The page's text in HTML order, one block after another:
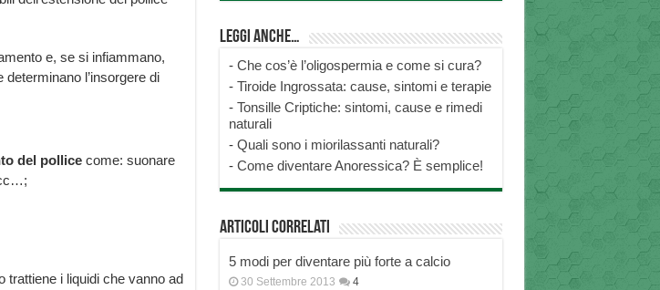
e, se si infiammano,
determinano l’insorgere di
del pollicecome: suonare
trattiene i liquidi che vanno ad
Leggi anche…
- Che cos’è l’oligospermia e come si cura?
- Tiroide Ingrossata: cause, sintomi e terapie
- Tonsille Criptiche: sintomi, cause e rimedi
naturali
- Quali sono i miorilassanti naturali?
- Come diventare Anoressica? È semplice!
Articoli correlati
5 modi per diventare più forte a calcio
30 Settembre 2013 4